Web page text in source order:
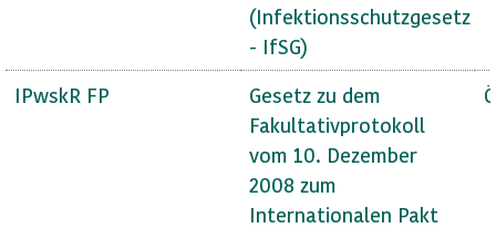
(Infektionsschutzgesetz
- IfSG)
IPwskR FP
Gesetz zu dem
Fakultativprotokoll
vom 10. Dezember
2008 zum
Internationalen Pakt